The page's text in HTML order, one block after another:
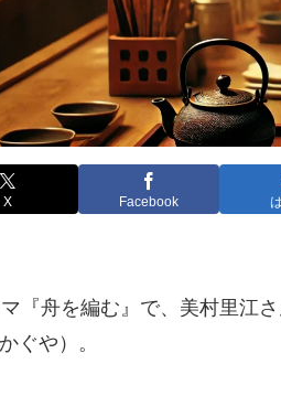
X Facebook
『舟を編む』で、美村里江
ぐや）。